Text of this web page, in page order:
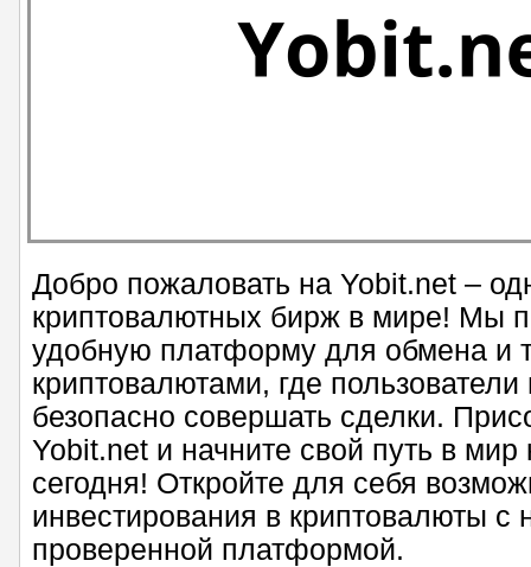
Добро пожаловать на Yobit.net –
криптовалютных бирж в мире! Мы
удобную платформу для обмена и
криптовалютами, где пользователи
безопасно совершать сделки.
Yobit.net и начните свой путь в
сегодня! Откройте для себя
инвестирования в криптовалюты с
проверенной платформой.